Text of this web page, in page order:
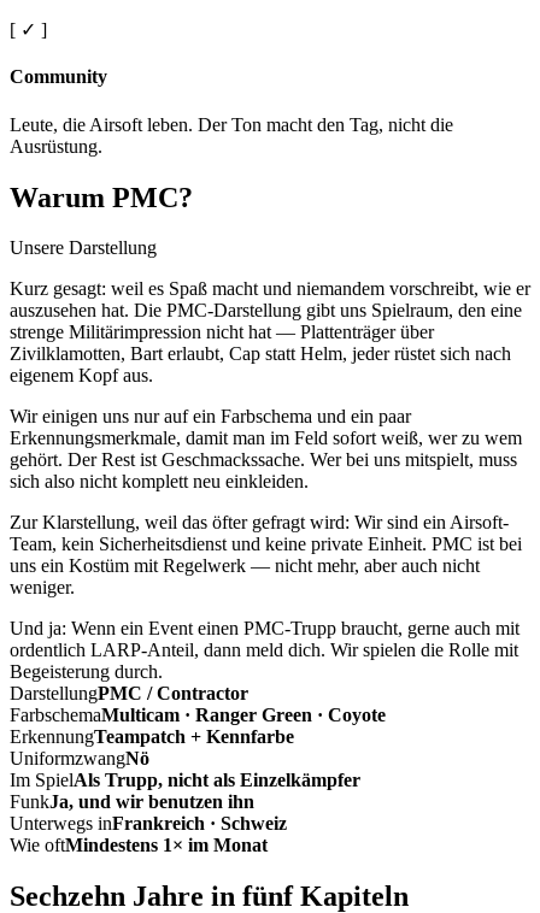
[ ✓ ]
Community
Leute, die Airsoft leben. Der Ton macht den Tag, nicht die
Ausrüstung.
Warum PMC?
Unsere Darstellung
Kurz gesagt: weil es Spaß macht und niemandem vorschreibt, wie er
auszusehen hat. Die PMC-Darstellung gibt uns Spielraum, den eine
strenge Militärimpression nicht hat — Plattenträger über
Zivilklamotten, Bart erlaubt, Cap statt Helm, jeder rüstet sich nach
eigenem Kopf aus.
Wir einigen uns nur auf ein Farbschema und ein paar
Erkennungsmerkmale, damit man im Feld sofort weiß, wer zu wem
gehört. Der Rest ist Geschmackssache. Wer bei uns mitspielt, muss
sich also nicht komplett neu einkleiden.
Zur Klarstellung, weil das öfter gefragt wird: Wir sind ein Airsoft-
Team, kein Sicherheitsdienst und keine private Einheit. PMC ist bei
uns ein Kostüm mit Regelwerk — nicht mehr, aber auch nicht
weniger.
Und ja: Wenn ein Event einen PMC-Trupp braucht, gerne auch mit
ordentlich LARP-Anteil, dann meld dich. Wir spielen die Rolle mit
Begeisterung durch.
DarstellungPMC / Contractor
FarbschemaMulticam · Ranger Green · Coyote
ErkennungTeampatch + Kennfarbe
UniformzwangNö
Im SpielAls Trupp, nicht als Einzelkämpfer
FunkJa, und wir benutzen ihn
Unterwegs inFrankreich · Schweiz
Wie oftMindestens 1× im Monat
Sechzehn Jahre in fünf Kapiteln